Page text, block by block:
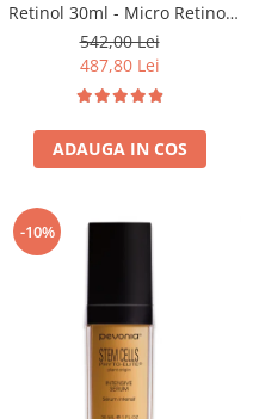
Retinol 30ml - Micro Retinol
Essential Serum - Pevonia
542,00 Lei
487,80 Lei
ADAUGA IN COS
-10%